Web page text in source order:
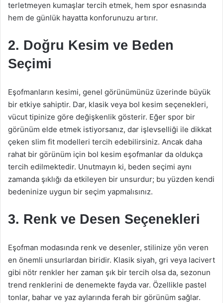
terletmeyen kumaşlar tercih etmek, hem spor esnasında
hem de günlük hayatta konforunuzu artırır.
2. Doğru Kesim ve Beden
Seçimi
Eşofmanların kesimi, genel görünümünüz üzerinde büyük
bir etkiye sahiptir. Dar, klasik veya bol kesim seçenekleri,
vücut tipinize göre değişkenlik gösterir. Eğer spor bir
görünüm elde etmek istiyorsanız, dar işlevselliği ile dikkat
çeken slim fit modelleri tercih edebilirsiniz. Ancak daha
rahat bir görünüm için bol kesim eşofmanlar da oldukça
tercih edilmektedir. Unutmayın ki, beden seçimi aynı
zamanda şıklığı da etkileyen bir unsurdur; bu yüzden kendi
bedeninize uygun bir seçim yapmalısınız.
3. Renk ve Desen Seçenekleri
Eşofman modasında renk ve desenler, stilinize yön veren
en önemli unsurlardan biridir. Klasik siyah, gri veya lacivert
gibi nötr renkler her zaman şık bir tercih olsa da, sezonun
trend renklerini de denemekte fayda var. Özellikle pastel
tonlar, bahar ve yaz aylarında ferah bir görünüm sağlar.